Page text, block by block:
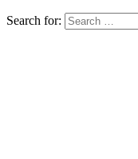
Search for: